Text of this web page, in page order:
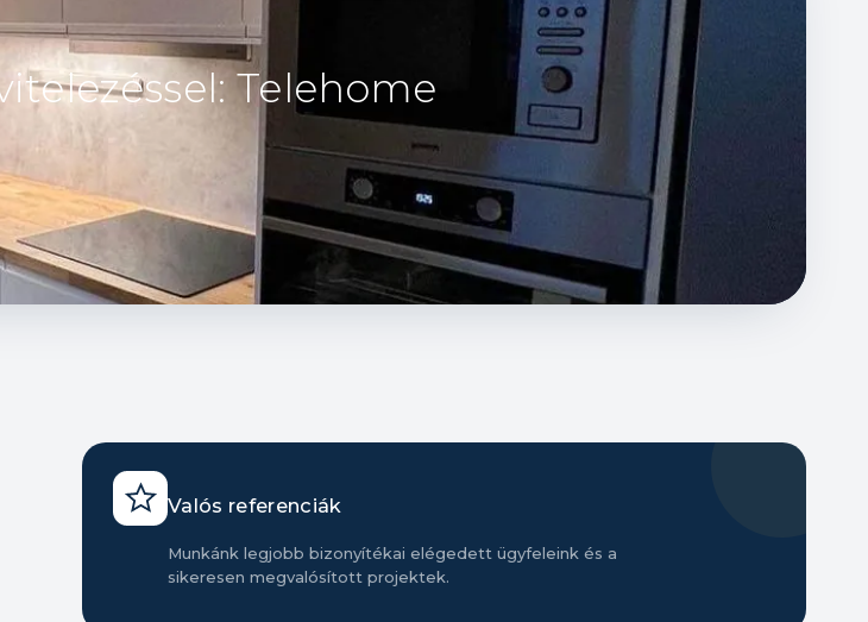
Telehome
Valós referenciák
Munkánk legjobb bizonyítékai elégedett ügyfeleink és a
sikeresen megvalósított projektek.